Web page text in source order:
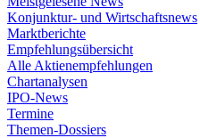
Konjunktur- und Wirtschaftsnews
Marktberichte
Empfehlungsübersicht
Alle Aktienempfehlungen
Chartanalysen
IPO-News
Termine
Themen-Dossiers